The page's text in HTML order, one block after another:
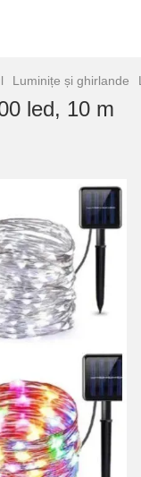
Luminițe și ghirlande
led, 10 m